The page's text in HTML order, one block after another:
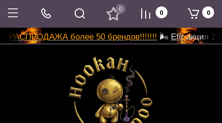
РАСПРОДАЖА более 50 брендов!!!!!!! 🌬 Efirакция 2
0 0 0